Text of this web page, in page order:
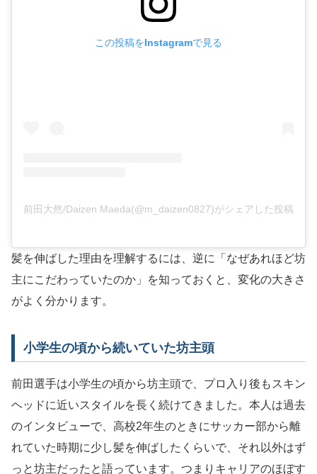
この投稿をInstagramで見る
前田大然/Daizen Maeda(@m_daizen0827)がシェアした投稿
髪を伸ばした理由を理解するには、逆に「なぜあれほど坊
主にこだわっていたのか」を知っておくと、変化の大きさ
がよく分かります。
小学生の頃から続いていた坊主頭
前田選手は小学生の頃から坊主頭で、プロ入り後もスキン
ヘッドに近いスタイルを長く続けてきました。本人は過去
のインタビューで、高校2年生のときにサッカー部から離
れていた時期に少し髪を伸ばしたくらいで、それ以外はず
っと坊主だったと語っています。つまりキャリアのほぼす